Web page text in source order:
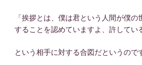
「挨拶とは、僕は君という人間が僕の
することを認めていますよ、許してい
という相手に対する合図だというので